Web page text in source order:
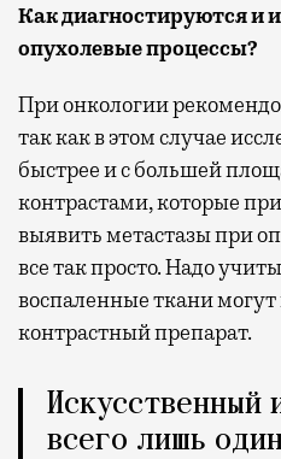
Как диагностируются и
опухолевые процессы?
При онкологии
так как в этом случае
быстрее и с большей
контрастами, которые
выявить метастазы при
все так просто. Надо
воспаленные ткани
контрастный препарат.
Искусственный
всего лишь